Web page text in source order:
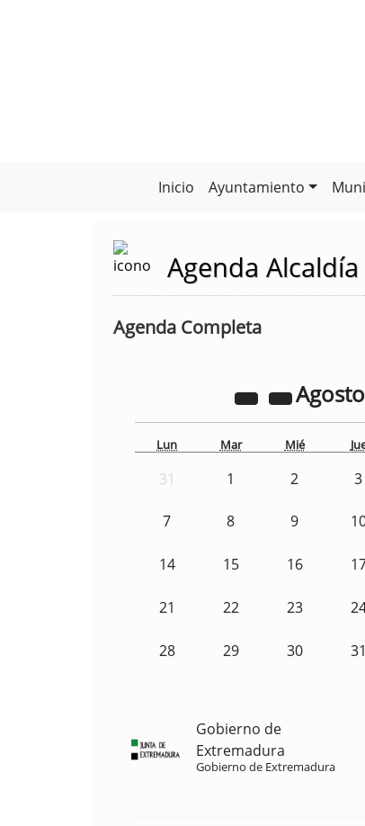
Inicio Ayuntamiento
Agenda Alcaldía
Agenda Completa
Agosto
Lun Mar Mié
31 1 2 3
7 8 9
14 15 16
21 22 23
28 29 30 31
Gobierno de
Extremadura
Gobierno de Extremadura